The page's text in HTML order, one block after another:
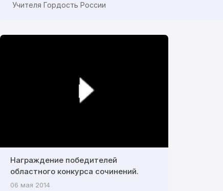
Учителя Гордость России
Награждение победителей
областного конкурса сочинений.
06 мая 2014